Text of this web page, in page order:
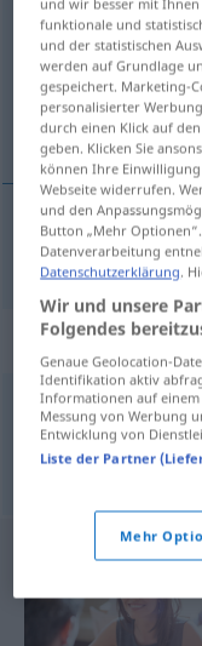
Übersicht aller
(Für mehr Details die
úfinn, stríður
úfinn,stríður
kraus
funktionale und
und der statistischen
werden auf Grundlage
gespeichert. Marketing-
personalisierter
durch einen Klick auf
geben. Klicken Sie
können Ihre
Webseite widerrufen.
und den
Button „Mehr
Datenverarbeitung
Datenschutzerklärung .
Wir und unsere
Folgendes
Genaue Geolocation-
Identifikation aktiv
Informationen auf einem
Messung von Werbung
Entwicklung von
Liste der Partner
Mehr